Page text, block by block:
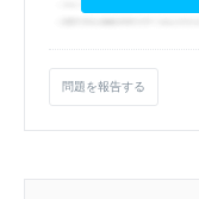
問題を報告する